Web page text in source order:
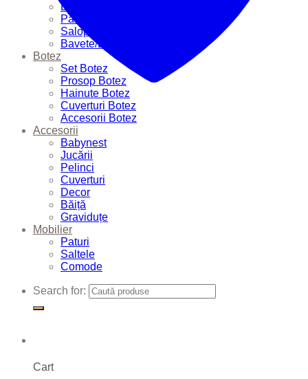
Body
Pantalonași
Salopete
Bavete/Batiste
Botez
Set Botez
Prosop Botez
Hainute Botez
Cuverturi Botez
Accesorii Botez
Accesorii
Babynest
Jucării
Pelinci
Cuverturi
Decor
Băiță
Graviduțe
Mobilier
Paturi
Saltele
Comode
Search for:
Cart